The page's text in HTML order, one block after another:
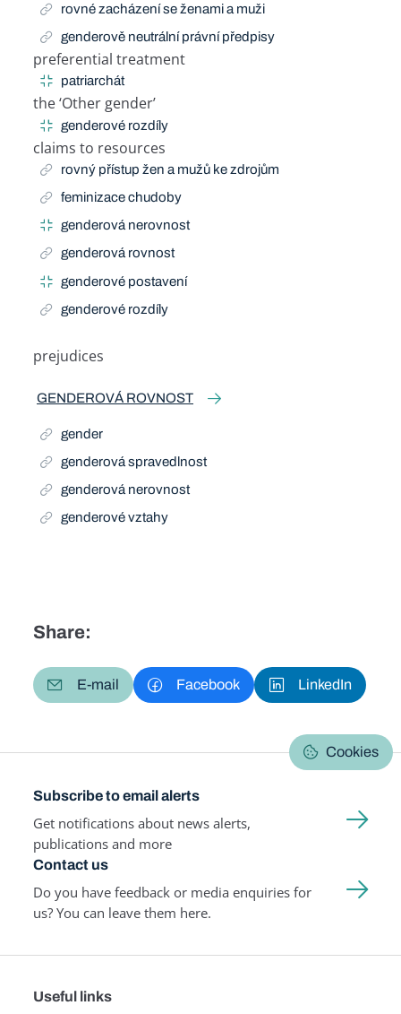
rovné zacházení se ženami a muži
genderově neutrální právní předpisy
preferential treatment
Related Term
patriarchát
the ‘Other gender’
Related Term
genderové rozdíly
claims to resources
Related Term
rovný přístup žen a mužů ke zdrojům
feminizace chudoby
genderová nerovnost
genderová rovnost
genderové postavení
genderové rozdíly
prejudices
GENDEROVÁ ROVNOST
gender
genderová spravedlnost
genderová nerovnost
genderové vztahy
Share:
E-mail Facebook LinkedIn
Cookies
Subscribe to email alerts
Get notifications about news alerts,
publications and more
Contact us
Do you have feedback or media enquiries for
us? You can leave them here.
Useful links